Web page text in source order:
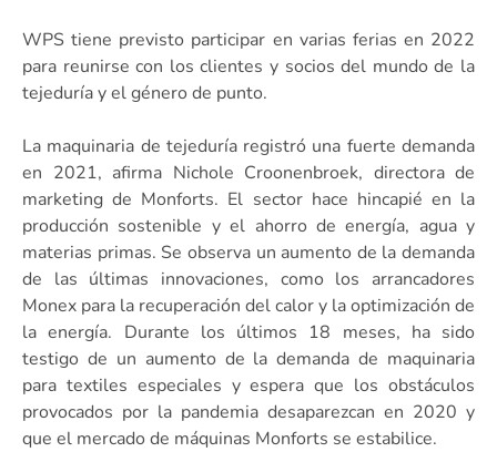
WPS tiene previsto participar en varias ferias en 2022
para reunirse con los clientes y socios del mundo de la
tejeduría y el género de punto.
La maquinaria de tejeduría registró una fuerte demanda
en 2021, afirma Nichole Croonenbroek, directora de
marketing de Monforts. El sector hace hincapié en la
producción sostenible y el ahorro de energía, agua y
materias primas. Se observa un aumento de la demanda
de las últimas innovaciones, como los arrancadores
Monex para la recuperación del calor y la optimización de
la energía. Durante los últimos 18 meses, ha sido
testigo de un aumento de la demanda de maquinaria
para textiles especiales y espera que los obstáculos
provocados por la pandemia desaparezcan en 2020 y
que el mercado de máquinas Monforts se estabilice.